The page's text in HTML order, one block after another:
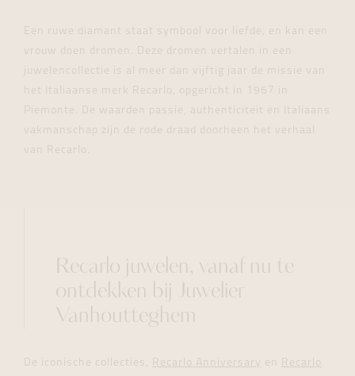
Een ruwe diamant staat symbool voor liefde, en kan een
vrouw doen dromen. Deze dromen vertalen in een
juwelencollectie is al meer dan vijftig jaar de missie van
het Italiaanse merk Recarlo, opgericht in 1967 in
Piemonte. De waarden passie, authenticiteit en Italiaans
vakmanschap zijn de rode draad doorheen het verhaal
van Recarlo.
Recarlo juwelen, vanaf nu te
ontdekken bij Juwelier
Vanhoutteghem
De iconische collecties, Recarlo Anniversary en
Recarlo